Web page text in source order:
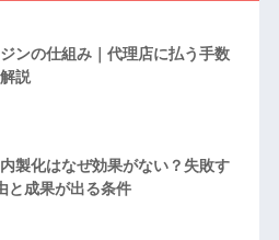
ンの仕組み｜代理店に払う手数
説
製化はなぜ効果がない？失敗す
と成果が出る条件